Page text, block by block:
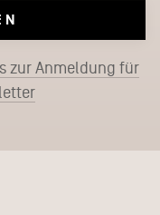
zur Anmeldung für